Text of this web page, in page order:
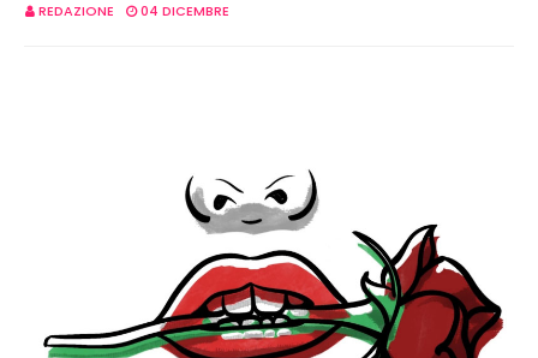
REDAZIONE 04 DICEMBRE